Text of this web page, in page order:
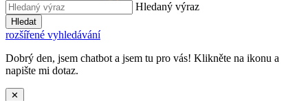
Hledaný výraz
Hledat
rozšířené vyhledávání
Dobrý den, jsem chatbot a jsem tu pro vás! Klikněte na ikonu a
napište mi dotaz.
✕